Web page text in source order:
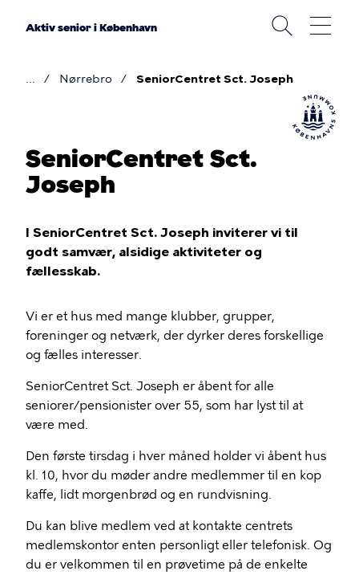
Aktiv senior i København
Nørrebro SeniorCentret Sct. Joseph
SeniorCentret Sct.
Joseph
I SeniorCentret Sct. Joseph inviterer vi til
godt samvær, alsidige aktiviteter og
fællesskab.
Vi er et hus med mange klubber, grupper,
foreninger og netværk, der dyrker deres forskellige
og fælles interesser.
SeniorCentret Sct. Joseph er åbent for alle
seniorer/pensionister over 55, som har lyst til at
være med.
Den første tirsdag i hver måned holder vi åbent hus
kl. 10, hvor du møder andre medlemmer til en kop
kaffe, lidt morgenbrød og en rundvisning.
Du kan blive medlem ved at kontakte centrets
medlemskontor enten personligt eller telefonisk. Og
du er velkommen til en prøvetime på de enkelte